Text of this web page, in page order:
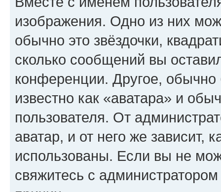
изображения. Одно из них
обычно это звёздочки,
сколько сообщений вы
конференции. Другое,
известно как «аватара» и
пользователя. От
аватар, и от него же зависит,
использованы. Если вы не
свяжитесь с